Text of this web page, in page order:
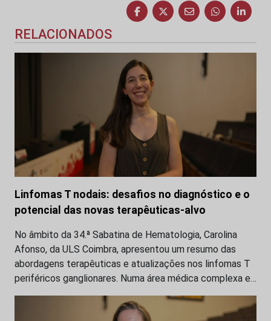
RELACIONADOS
Linfomas T nodais: desafios no diagnóstico e o
potencial das novas terapêuticas-alvo
No âmbito da 34.ª Sabatina de Hematologia, Carolina
Afonso, da ULS Coimbra, apresentou um resumo das
abordagens terapêuticas e atualizações nos linfomas T
periféricos ganglionares. Numa área médica complexa e…